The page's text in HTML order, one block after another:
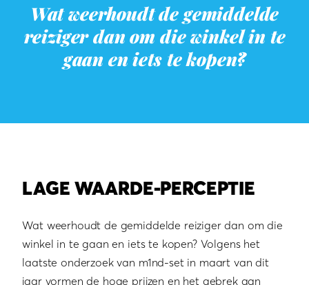
Wat weerhoudt de gemiddelde
reiziger dan om die winkel in te
gaan en iets te kopen?
LAGE WAARDE-PERCEPTIE
Wat weerhoudt de gemiddelde reiziger dan om die
winkel in te gaan en iets te kopen? Volgens het
laatste onderzoek van m1nd-set in maart van dit
jaar vormen de hoge prijzen en het gebrek aan